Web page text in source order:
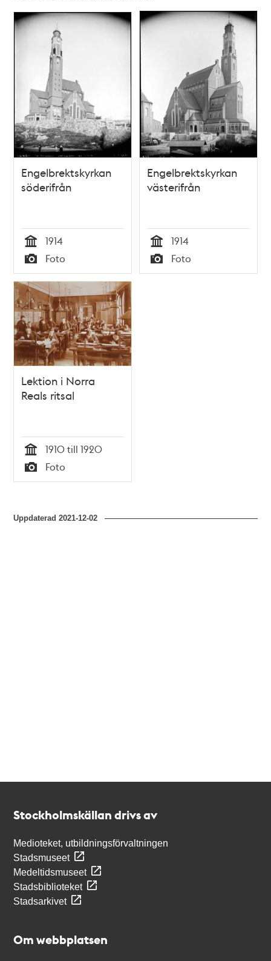
Relaterade
poster
Engelbrektskyrkan
söderifrån
Tid
1914
Typ
Foto
Engelbrektskyrkan
västerifrån
Tid
1914
Typ
Foto
Lektion i Norra
Reals ritsal
Tid
1910 till 1920
Typ
Foto
Uppdaterad2021-12-02
Stockholmskällan drivs av
Medioteket, utbildningsförvaltningen
Stadsmuseet
Medeltidsmuseet
Stadsbiblioteket
Stadsarkivet
Om webbplatsen